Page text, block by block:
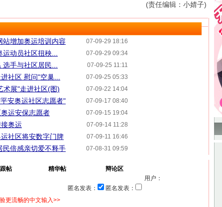
(责任编辑：小婧子)
07-09-29 18:16
站增加奥运培训内容
07-09-29 09:34
动员社区扭秧...
07-09-25 11:11
手与社区居民...
07-09-25 05:33
社区 慰问"空巢...
07-09-22 14:04
术展"走进社区(图)
07-09-17 08:40
安奥运社区志愿者"
07-09-15 19:04
运安保志愿者
07-09-14 11:28
奥运
07-09-11 16:46
社区将安数字门牌
07-08-31 09:59
民倍感亲切爱不释手
帖 精华帖
辩论区
用户：
匿名发表：
匿名发表：
更流畅的中文输入>>